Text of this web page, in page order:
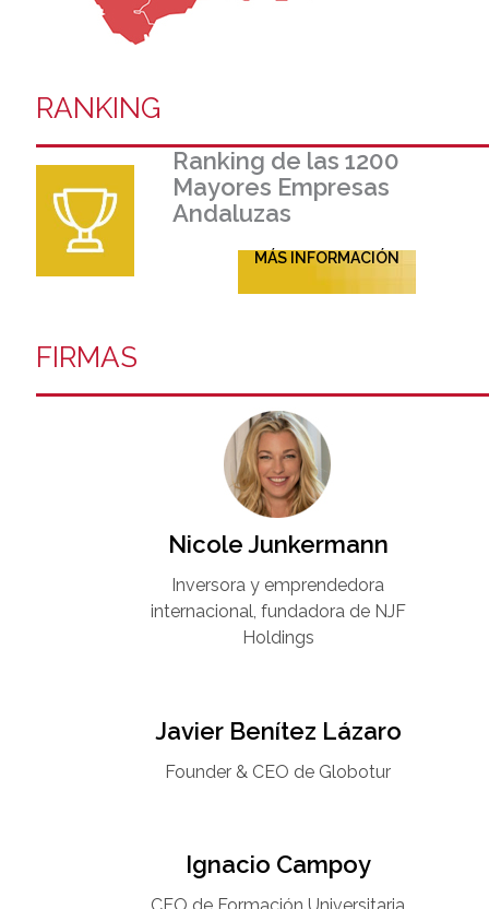
RANKING
Ranking de las 1200
Mayores Empresas
Andaluzas
MÁS INFORMACIÓN
FIRMAS
Nicole Junkermann​
Inversora y emprendedora
internacional, fundadora de NJF
Holdings
Javier Benítez Lázaro
Founder & CEO de Globotur​
Ignacio Campoy​